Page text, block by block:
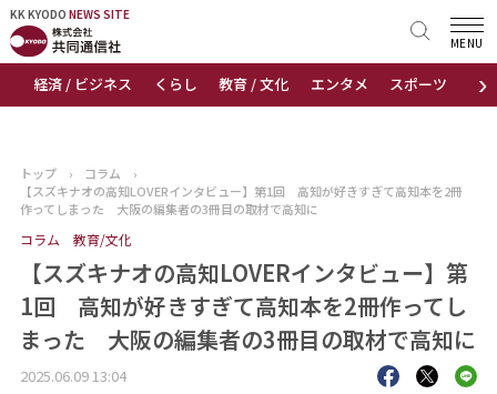
KK KYODO NEWS SITE
›
経済 / ビジネス くらし 教育 / 文化 エンタメ スポーツ 地域
MENU
KK KYODONEWS SITE
トップページ
ニュース
おすすめコンテンツ
出版物
会社概要
トップ › コラム
›
【スズキナオの高知LOVERインタビュー】第1回 高知が好きすぎて高知本を2冊
作ってしまった 大阪の編集者の3冊目の取材で高知に
コラム 教育/文化
【スズキナオの高知LOVERインタビュー】第
1回 高知が好きすぎて高知本を2冊作ってし
まった 大阪の編集者の3冊目の取材で高知に
2025.06.09 13:04